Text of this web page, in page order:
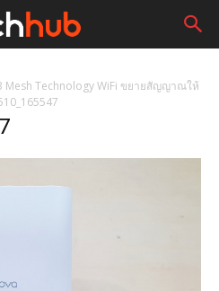
Mesh Technology WiFi ขยายสัญญาณให้